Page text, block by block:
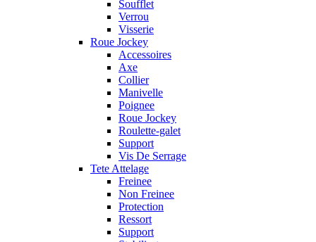
Soufflet
Verrou
Visserie
Roue Jockey
Accessoires
Axe
Collier
Manivelle
Poignee
Roue Jockey
Roulette-galet
Support
Vis De Serrage
Tete Attelage
Freinee
Non Freinee
Protection
Ressort
Support